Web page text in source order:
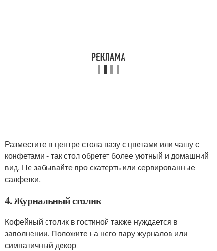
Разместите в центре стола вазу с цветами или чашу с
конфетами - так стол обретет более уютный и домашний
вид. Не забывайте про скатерть или сервированные
салфетки.
4. Журнальный столик
Кофейный столик в гостиной также нуждается в
заполнении. Положите на него пару журналов или
симпатичный декор.